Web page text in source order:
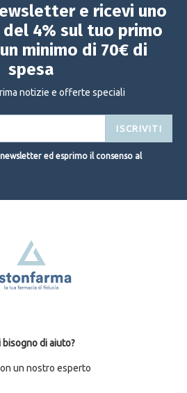
e ricevi uno
4% sul tuo primo
minimo di 70€ di
spesa
notizie e offerte speciali
ISCRIVITI
ed esprimo il consenso al
bisogno di aiuto?
un nostro esperto